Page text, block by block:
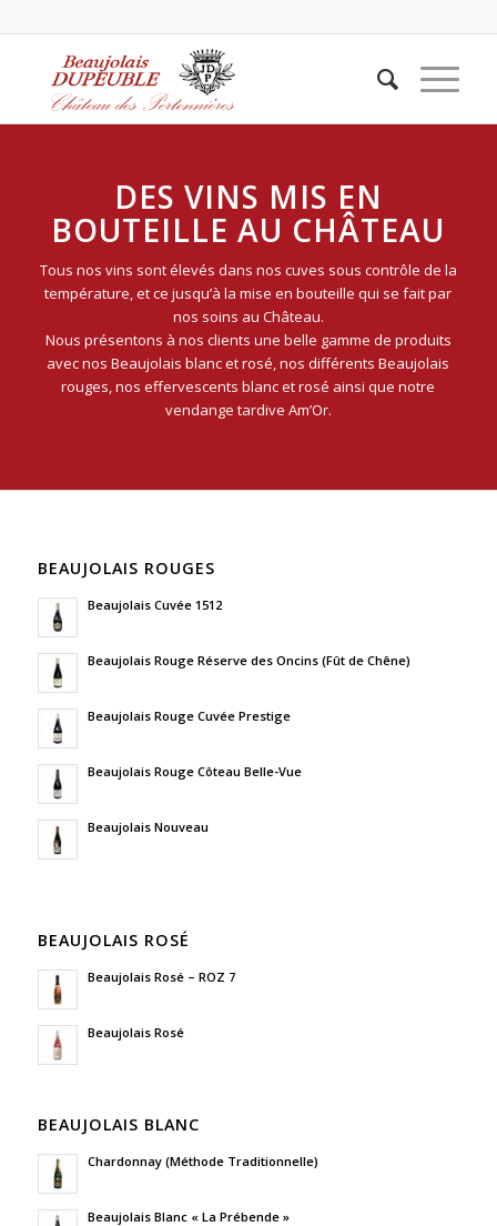
DES VINS MIS EN
BOUTEILLE AU CHÂTEAU
Tous nos vins sont élevés dans nos cuves sous contrôle de la
température, et ce jusqu’à la mise en bouteille qui se fait par
nos soins au Château.
Nous présentons à nos clients une belle gamme de produits
avec nos Beaujolais blanc et rosé, nos différents Beaujolais
rouges, nos effervescents blanc et rosé ainsi que notre
vendange tardive Am’Or.
BEAUJOLAIS ROUGES
Beaujolais Cuvée 1512
Beaujolais Rouge Réserve des Oncins (Fût de Chêne)
Beaujolais Rouge Cuvée Prestige
Beaujolais Rouge Côteau Belle-Vue
Beaujolais Nouveau
BEAUJOLAIS ROSÉ
Beaujolais Rosé – ROZ 7
Beaujolais Rosé
BEAUJOLAIS BLANC
Chardonnay (Méthode Traditionnelle)
Beaujolais Blanc « La Prébende »